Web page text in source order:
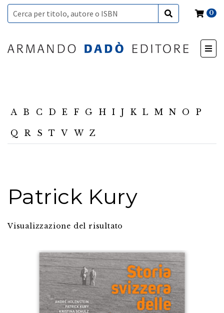
0
A B C D E F G H I J K L M N O P
Q R S T V W Z
Patrick Kury
Visualizzazione del risultato